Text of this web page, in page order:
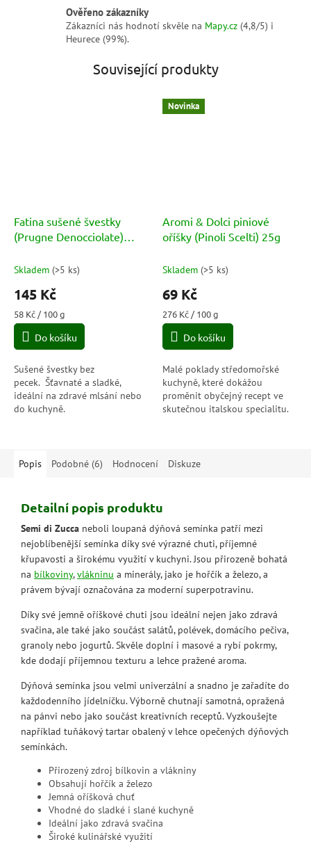
Ověřeno zákazníky
Zákazníci nás hodnotí skvěle na Mapy.cz (4,8/5) i
Heurece (99%).
Související produkty
Fatina sušené švestky
(Prugne Denocciolate)
Skladem (>5 ks)
145 Kč
Měrná
cena:
58 Kč / 100 g
Do košíku
Sušené švestky bez
pecek. Šťavnaté a sladké,
ideální na zdravé mlsání nebo
do kuchyně.
Novinka
Aromi & Dolci piniové
oříšky (Pinoli Scelti) 25g
Skladem (>5 ks)
69 Kč
Měrná
cena:
276 Kč / 100 g
Do košíku
Malé poklady středomořské
kuchyně, které dokážou
proměnit obyčejný recept ve
skutečnou italskou specialitu.
Popis
Podobné (6) Hodnocení Diskuze
Detailní popis produktu
Semi di Zucca neboli loupaná dýňová semínka patří mezi
nejoblíbenější semínka díky své výrazné chuti, příjemné
křupavosti a širokému využití v kuchyni. Jsou přirozeně bohatá
na bílkoviny,vlákninu a minerály, jako je hořčík a železo, a
právem bývají označována za moderní superpotravinu.
Díky své jemně oříškové chuti jsou ideální nejen jako zdravá
svačina, ale také jako součást salátů, polévek, domácího pečiva,
granoly nebo jogurtů. Skvěle doplní i masové a rybí pokrmy,
kde dodají příjemnou texturu a lehce pražené aroma.
Dýňová semínka jsou velmi univerzální a snadno je zařadíte do
každodenního jídelníčku. Výborně chutnají samotná, opražená
na pánvi nebo jako součást kreativních receptů. Vyzkoušejte
například tuňákový tartar obalený v lehce opečených dýňových
semínkách.
Přirozený zdroj bílkovin a vlákniny
Obsahují hořčík a železo
Jemná oříšková chuť
Vhodné do sladké i slané kuchyně
Ideální jako zdravá svačina
Široké kulinářské využití